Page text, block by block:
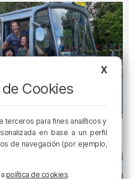
en Bilbao, Bizkaia y
agosto
X
Cookies
terceros para fines analíticos y
en base a un perfil
de navegación (por ejemplo,
política de cookies.